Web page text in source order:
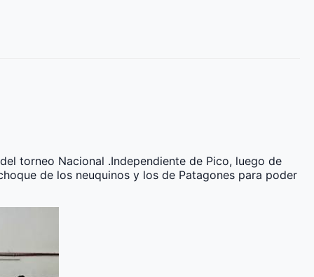
torneo Nacional .Independiente de Pico, luego de
de los neuquinos y los de Patagones para poder